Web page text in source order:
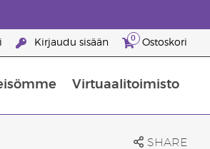
Kirjaudu sisään 0 Ostoskori
Virtuaalitoimisto
SHARE